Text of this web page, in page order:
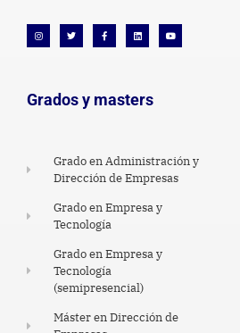
Grados y masters
Grado en Administración y
Dirección de Empresas
Grado en Empresa y
Tecnología
Grado en Empresa y
Tecnología
(semipresencial)
Máster en Dirección de